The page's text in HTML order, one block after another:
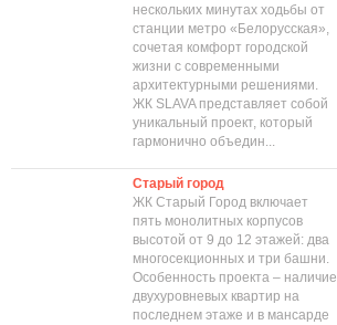
нескольких минутах ходьбы от
станции метро «Белорусская»,
сочетая комфорт городской
жизни с современными
архитектурными решениями.
ЖК SLAVA представляет собой
уникальный проект, который
гармонично объедин...
Старый город
ЖК Старый Город включает
пять монолитных корпусов
высотой от 9 до 12 этажей: два
многосекционных и три башни.
Особенность проекта – наличие
двухуровневых квартир на
последнем этаже и в мансарде